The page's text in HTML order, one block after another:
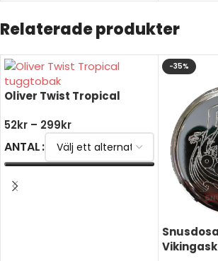
Relaterade produkter
Oliver Twist Tropical
52kr – 299kr
ANTAL
VÄLJ ALTERNATIV
-35%